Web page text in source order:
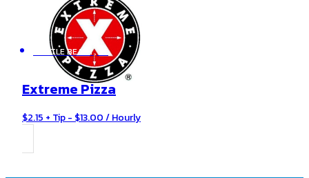
MYRTLE BEACH , SC
Extreme Pizza
$2.15 + Tip - $13.00 / Hourly